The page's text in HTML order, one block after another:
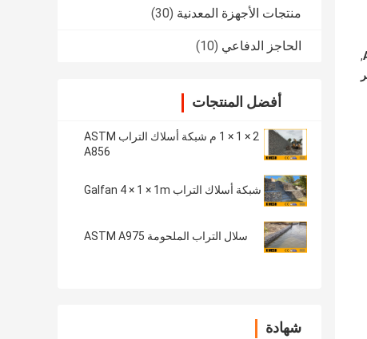
منتجات الأجهزة المعدنية (30)
الحاجز الدفاعي (10)
أفضل المنتجات
2 × 1 × 1 م شبكة أسلاك التراب ASTM
A856
شبكة أسلاك التراب Galfan 4 × 1 × 1m
سلال التراب الملحومة ASTM A975
شهادة
,